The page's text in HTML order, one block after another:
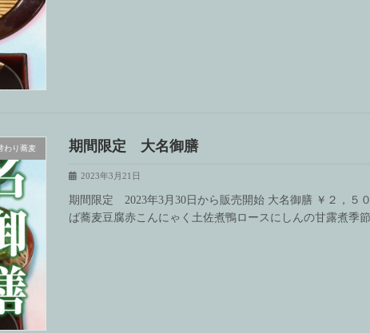
わり蕎麦 期間限定 大名御膳
2023年3月21日
期間限定 2023年3月30日から販売開始 大名御膳 ￥２，５
ば蕎麦豆腐赤こんにゃく土佐煮鴨ロースにしんの甘露煮季